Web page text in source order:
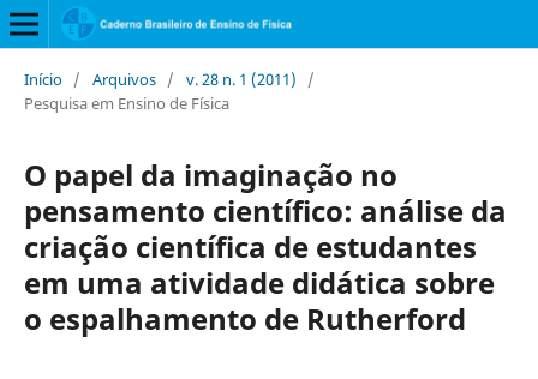
Início / Arquivos / v. 28 n. 1 (2011)
/
Pesquisa em Ensino de Física
O papel da imaginação no
pensamento científico: análise da
criação científica de estudantes
em uma atividade didática sobre
o espalhamento de Rutherford